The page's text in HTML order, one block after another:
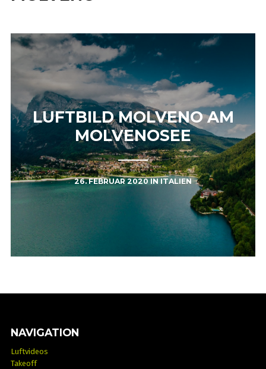
LUFTBILD MOLVENO AM
MOLVENOSEE
26. FEBRUAR 2020IN ITALIEN
NAVIGATION
Luftvideos
Takeoff